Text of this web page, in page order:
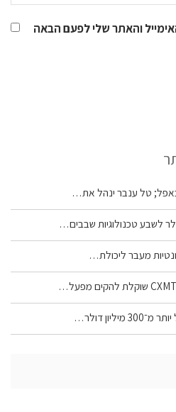
והאתר שלי לפעם הבאה
דולר…